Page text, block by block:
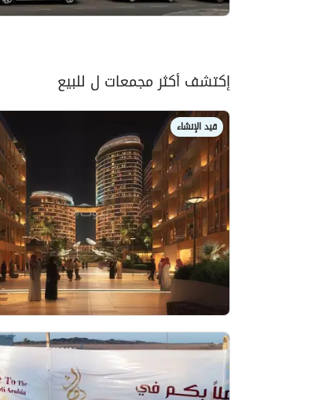
إكتشف أكثر مجمعات ل للبيع
قيد الإنشاء